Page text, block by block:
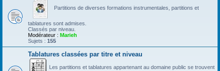
Partitions de diverses formations instrumentales, partitions et
tablatures sont admises.
Classés par niveau.
Modérateur : Marieh
Sujets : 155
Tablatures classées par titre et niveau
Les partitions et tablatures appartenant au domaine public se trouvent